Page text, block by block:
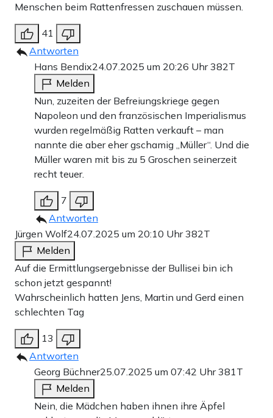
Menschen beim Rattenfressen zuschauen müssen.
41
Antworten
Hans Bendix24.07.2025 um 20:26 Uhr382T
Melden
Nun, zuzeiten der Befreiungskriege gegen
Napoleon und den französischen Imperialismus
wurden regelmäßig Ratten verkauft – man
nannte die aber eher gschamig „Müller“. Und die
Müller waren mit bis zu 5 Groschen seinerzeit
recht teuer.
7
Antworten
Jürgen Wolf24.07.2025 um 20:10 Uhr382T
Melden
Auf die Ermittlungsergebnisse der Bullisei bin ich
schon jetzt gespannt!
Wahrscheinlich hatten Jens, Martin und Gerd einen
schlechten Tag
13
Antworten
Georg Büchner25.07.2025 um 07:42 Uhr381T
Melden
Nein, die Mädchen haben ihnen ihre Äpfel